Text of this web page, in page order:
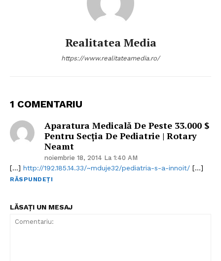
Realitatea Media
https://www.realitateamedia.ro/
1 COMENTARIU
Aparatura Medicală De Peste 33.000 $
Pentru Secția De Pediatrie | Rotary
Neamt
noiembrie 18, 2014 La 1:40 AM
[…] http://192.185.14.33/~mduje32/pediatria-s-a-innoit/ […]
RĂSPUNDEȚI
LĂSAȚI UN MESAJ